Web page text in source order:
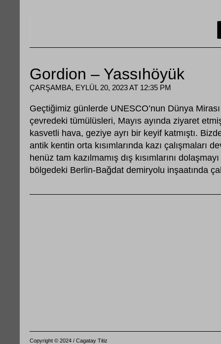
Gordion – Yassıhöyük
ÇARŞAMBA, EYLÜL 20, 2023 AT 12:35 PM
Geçtiğimiz günlerde UNESCO’nun Dünya
çevredeki tümülüsleri, Mayıs ayında ziyaret
kasvetli hava, geziye ayrı bir keyif katmıştı.
antik kentin orta kısımlarında kazı çalışmaları
henüz tam kazılmamış dış kısımlarını
bölgedeki Berlin-Bağdat demiryolu inşaatında
Copyright © 2024 / Cagatay Titiz